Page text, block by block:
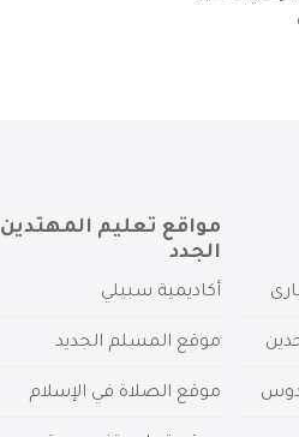
مواقع تعليم المهتدين
الجدد
أكاديمية سبيلي
موقع المسلم الجديد
موقع الصلاة في الإسلام